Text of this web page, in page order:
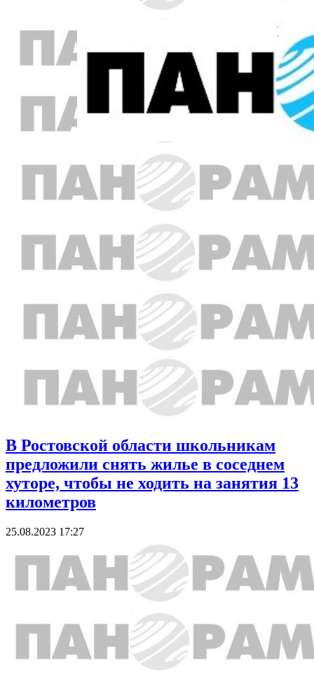
В Ростовской области школьникам
предложили снять жилье в соседнем
хуторе, чтобы не ходить на занятия 13
километров
25.08.2023 17:27